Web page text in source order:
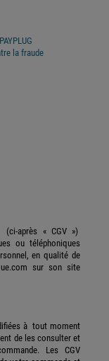
la fraude
(ci-après « CGV »)
ou téléphoniques
en qualité de
sur son site
à tout moment
de les consulter et
Les CGV